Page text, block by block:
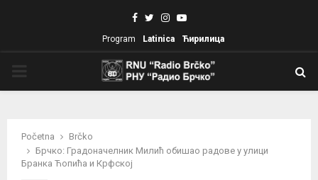
Facebook
TwitterInstagram
Youtube
Program Latinica Ћирилица
Početna
Brčko
Брчко: Градоначелник Милић обишао радове у улици
Бранка Ћопића и Крфској